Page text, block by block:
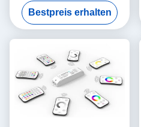
Bestpreis erhalten